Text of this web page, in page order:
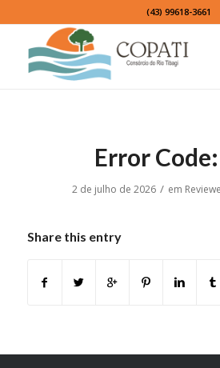
(43) 99618-3661
Error
2 de julho de 2026 / em Reviewe
Share this entry